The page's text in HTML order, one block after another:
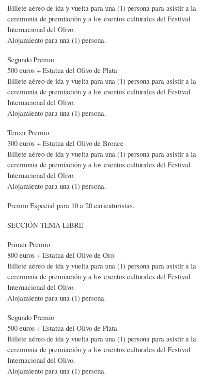
Billete aéreo de ida y vuelta para una (1) persona para asistir a la
ceremonia de premiación y a los eventos culturales del Festival
Internacional del Olivo.
Alojamiento para una (1) persona.
Segundo Premio
500 euros + Estatua del Olivo de Plata
Billete aéreo de ida y vuelta para una (1) persona para asistir a la
ceremonia de premiación y a los eventos culturales del Festival
Internacional del Olivo.
Alojamiento para una (1) persona.
Tercer Premio
300 euros + Estatua del Olivo de Bronce
Billete aéreo de ida y vuelta para una (1) persona para asistir a la
ceremonia de premiación y a los eventos culturales del Festival
Internacional del Olivo.
Alojamiento para una (1) persona.
Premio Especial para 10 a 20 caricaturistas.
SECCIÓN TEMA LIBRE
Primer Premio
800 euros + Estatua del Olivo de Oro
Billete aéreo de ida y vuelta para una (1) persona para asistir a la
ceremonia de premiación y a los eventos culturales del Festival
Internacional del Olivo.
Alojamiento para una (1) persona.
Segundo Premio
500 euros + Estatua del Olivo de Plata
Billete aéreo de ida y vuelta para una (1) persona para asistir a la
ceremonia de premiación y a los eventos culturales del Festival
Internacional del Olivo.
Alojamiento para una (1) persona.